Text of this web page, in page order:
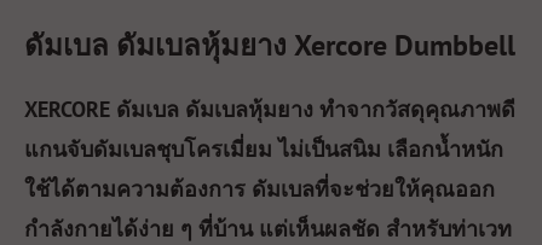
ดัมเบล ดัมเบลหุ้มยาง Xercore Dumbbell
XERCORE ดัมเบล ดัมเบลหุ้มยาง ทำจากวัสดุคุณภาพดี
แกนจับดัมเบลชุบโครเมี่ยม ไม่เป็นสนิม เลือกน้ำหนัก
ใช้ได้ตามความต้องการ ดัมเบลที่จะช่วยให้คุณออก
กำลังกายได้ง่าย ๆ ที่บ้าน แต่เห็นผลชัด สำหรับท่าเวท